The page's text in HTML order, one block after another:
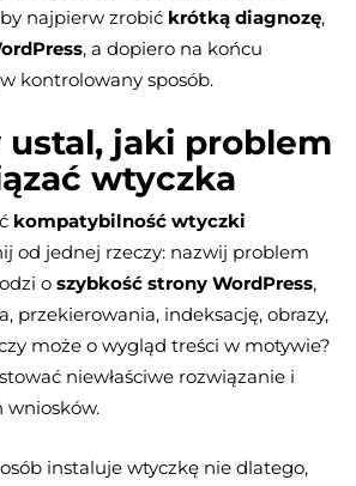
najpierw zrobić krótką diagnozę,
, a dopiero na końcu
kontrolowany sposób.
jaki problem
wtyczka
kompatybilność wtyczki
od jednej rzeczy: nazwij problem
o szybkość strony WordPress,
przekierowania, indeksację, obrazy,
może o wygląd treści w motywie?
niewłaściwe rozwiązanie i
wniosków.
instaluje wtyczkę nie dlatego,